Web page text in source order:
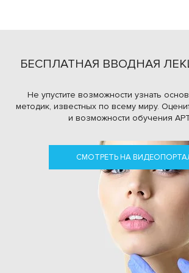
БЕСПЛАТНАЯ ВВОДНАЯ
Не упустите возможности узнать
методик, известных по всему миру.
и возможности обучения
СМОТРЕТЬ НА